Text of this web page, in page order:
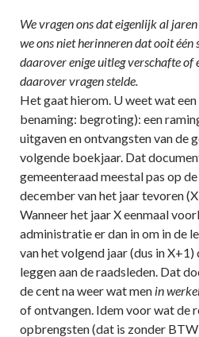
We vragen ons dat eigenlijk al
we ons niet herinneren dat ooit één
daarover enige uitleg verschafte of
daarover vragen stelde.
Het gaat hierom. U weet wat een
benaming: begroting): een
uitgaven en ontvangsten van de
volgende boekjaar. Dat
gemeenteraad meestal pas op
december van het jaar tevoren
Wanneer het jaar X eenmaal
administratie er dan in om in de
van het volgend jaar (dus in X+1)
leggen aan de raadsleden. Dat
de cent na weer wat men in
of ontvangen. Idem voor wat de
opbrengsten (dat is zonder